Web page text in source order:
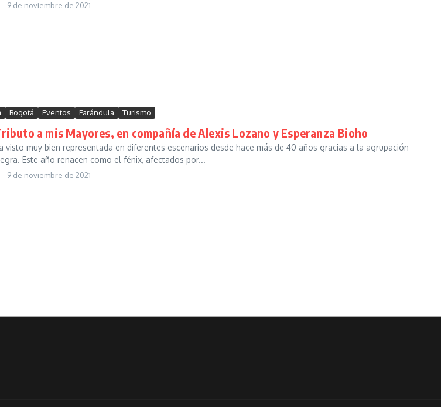
9 de noviembre de 2021
Bogotá Eventos Farándula Turismo
a mis Mayores, en compañía de Alexis Lozano y Esperanza Bioho
visto muy bien representada en diferentes escenarios desde hace más de 40 años gracias a la agrupación
Este año renacen como el fénix, afectados por...
9 de noviembre de 2021